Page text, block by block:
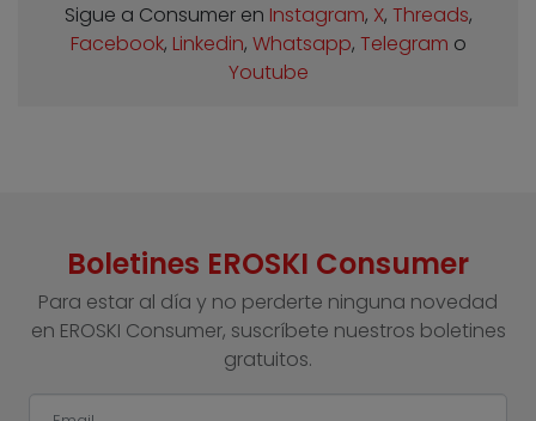
Sigue a Consumer en Instagram, X, Threads,
Facebook, Linkedin, Whatsapp, Telegram o
Youtube
Boletines EROSKI Consumer
Para estar al día y no perderte ninguna novedad
en EROSKI Consumer, suscríbete nuestros boletines
gratuitos.